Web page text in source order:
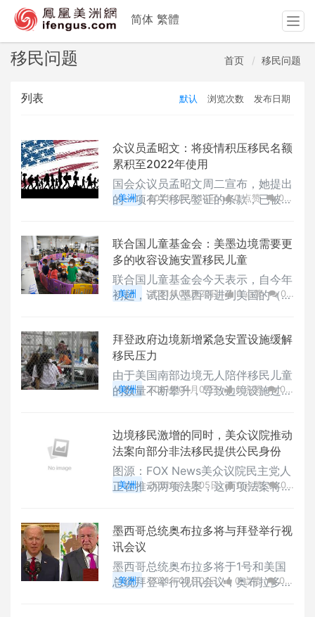
移民问题 首页 移民问题
列表 默认 浏览次数 发布日期
众议员孟昭文：将疫情积压移民名额
累积至2022年使用
国会众议员孟昭文周二宣布，她提出
的一项有关移民签证的条款，已被囊
美洲 2021年07月14日 0 点赞
0
联合国儿童基金会：美墨边境需要更
多的收容设施安置移民儿童
联合国儿童基金会今天表示，自今年
初起，试图从墨西哥进到美国的（非
美洲 2021年04月20日 0 点赞
0
拜登政府边境新增紧急安置设施缓解
移民压力
由于美国南部边境无人陪伴移民儿童
的数量不断攀升，导致边境设施过度
美洲 2021年04月07日 0 点赞
0
边境移民激增的同时，美众议院推动
法案向部分非法移民提供公民身份
图源：FOX News美众议院民主党人
正在推动两项法案，这两项法案将在
拜登政府正在迅速解决南部边界危
机。
美洲 2021年03月05日 0 点赞
0
墨西哥总统奥布拉多将与拜登举行视
讯会议
墨西哥总统奥布拉多将于1号和美国
总统拜登举行视讯会议，奥布拉多表
美洲 2021年03月01日 0 点赞
0
简体 繁體
T
o
g
g
e
v
g
a
o